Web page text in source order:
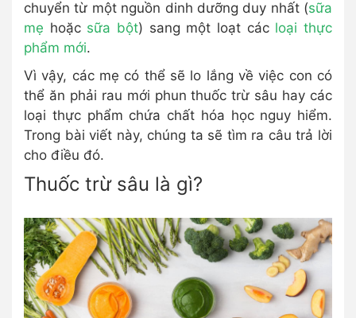
chuyển từ một nguồn dinh dưỡng duy nhất (sữa
mẹ hoặc sữa bột) sang một loạt các loại thực
phẩm mới.
Vì vậy, các mẹ có thể sẽ lo lắng về việc con có
thể ăn phải rau mới phun thuốc trừ sâu hay các
loại thực phẩm chứa chất hóa học nguy hiểm.
Trong bài viết này, chúng ta sẽ tìm ra câu trả lời
cho điều đó.
Thuốc trừ sâu là gì?